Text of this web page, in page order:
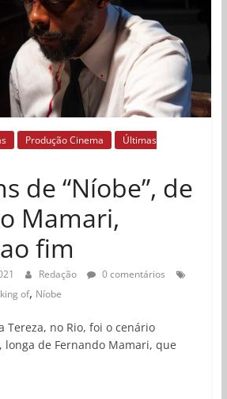
Produção Cinema
Últimas
de “Níobe”, de
Mamari,
fim
Redação
0 comentários
of, Níobe
Tereza, no Rio, foi o cenário
de Fernando Mamari, que